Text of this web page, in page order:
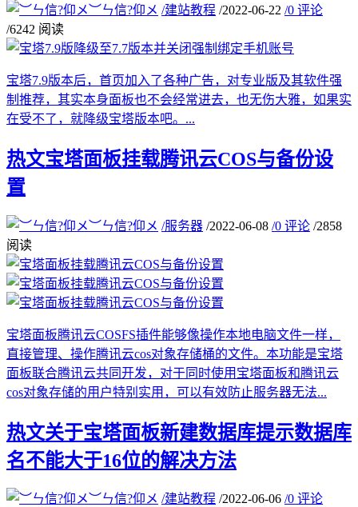
︶ㄣ信?仰メ /建站教程 /2022-06-22 /0 评论
/6242 阅读
宝塔7.9版本后，首页加入了各种广告，对专业版及其软件强
制推荐，其实本身面板也不会经常进去，也无伤大雅，如果实
在受不了，就降级宝塔版本吧。...
热文宝塔面板挂载腾讯云COS与备份设
置
︶ㄣ信?仰メ /服务器 /2022-06-08 /0 评论 /2858
阅读
宝塔面板腾讯云COSFS插件能够像操作本地电脑文件一样，
直接管理、操作腾讯云cos对象存储桶的文件。本功能是宝塔
面板联合腾讯云共同开发，对于同时使用宝塔面板和腾讯云
cos对象存储的用户特别实用，可以有效防止服务器无法...
热文关于宝塔面板新建数据库提示数据库
名不能大于16位的解决方法
︶ㄣ信?仰メ /建站教程 /2022-06-06 /0 评论